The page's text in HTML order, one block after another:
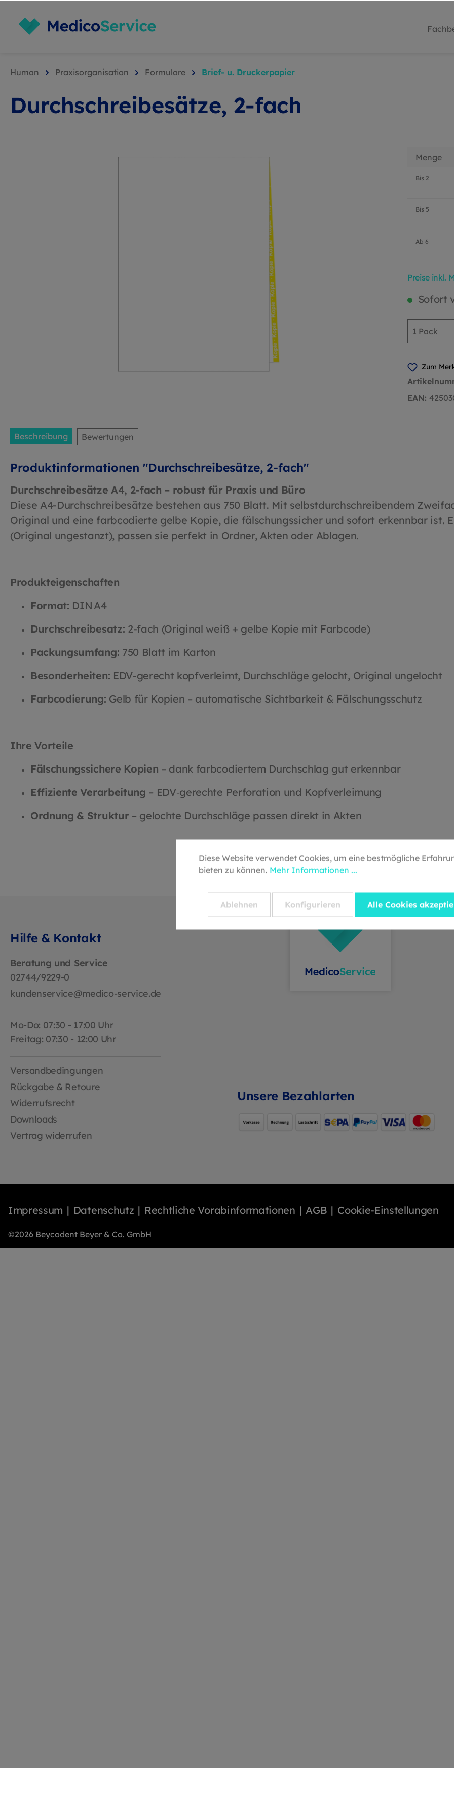
Human Praxisorganisation Formulare Brief- u. Druckerpapier
Durchschreibesätze, 2-fach
Menge
Bis 2
Bis 5
Ab 6
Preise inkl.
Sofort
Zum
EAN:
Beschreibung Bewertungen
Produktinformationen "Durchschreibesätze, 2-fach"
Durchschreibesätze A4, 2-fach – robust für Praxis und Büro
Diese A4-Durchschreibesätze bestehen aus 750 Blatt. Mit selbstdurchschreibendem
Original und eine farbcodierte gelbe Kopie, die fälschungssicher und sofort erkennbar ist.
(Original ungestanzt), passen sie perfekt in Ordner, Akten oder Ablagen.
Produkteigenschaften
Format: DIN A4
Durchschreibesatz: 2-fach (Original weiß + gelbe Kopie mit Farbcode)
Packungsumfang: 750 Blatt im Karton
Besonderheiten: EDV-gerecht kopfverleimt, Durchschläge gelocht, Original ungelocht
Farbcodierung: Gelb für Kopien – automatische Sichtbarkeit & Fälschungsschutz
Ihre Vorteile
Fälschungssichere Kopien – dank farbcodiertem Durchschlag gut erkennbar
Effiziente Verarbeitung – EDV‑gerechte Perforation und Kopfverleimung
Ordnung & Struktur – gelochte Durchschläge passen direkt in Akten
Hilfe & Kontakt
Beratung und Service
02744/9229-0
kundenservice@medico-service.de
Mo-Do: 07:30 - 17:00 Uhr
Freitag: 07:30 - 12:00 Uhr
Versandbedingungen
Rückgabe & Retoure
Widerrufsrecht
Downloads
Vertrag widerrufen
Unsere Bezahlarten
Impressum Datenschutz Rechtliche Vorabinformationen AGB Cookie-Einstellungen
©2026 Beycodent Beyer & Co. GmbH
Diese Website verwendet Cookies, um eine bestmögliche
bieten zu können. Mehr Informationen ...
Ablehnen Konfigurieren Alle Cookies